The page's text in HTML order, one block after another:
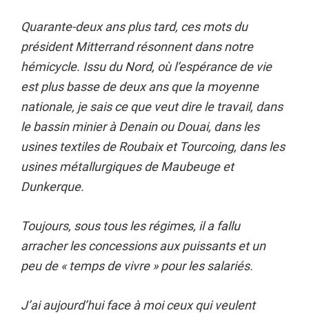
Quarante-deux ans plus tard, ces mots du
président Mitterrand résonnent dans notre
hémicycle. Issu du Nord, où l’espérance de vie
est plus basse de deux ans que la moyenne
nationale, je sais ce que veut dire le travail, dans
le bassin minier à Denain ou Douai, dans les
usines textiles de Roubaix et Tourcoing, dans les
usines métallurgiques de Maubeuge et
Dunkerque.
Toujours, sous tous les régimes, il a fallu
arracher les concessions aux puissants et un
peu de « temps de vivre»pour les salariés.
J’ai aujourd’hui face à moi ceux qui veulent